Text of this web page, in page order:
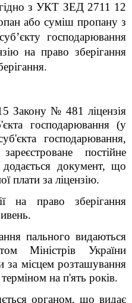
з УКТ ЗЕД 2711 12
або суміш пропану з
господарювання
на право зберігання
Закону № 481 ліцензія
господарювання (у
господарювання,
постійне
документ, що
плати за ліцензію.
на право зберігання
пального видаються
Міністрів України
за місцем розташування
на п'ять років.
органом, що видає